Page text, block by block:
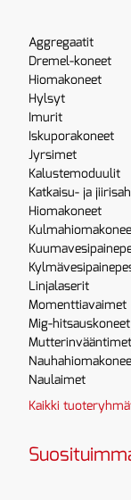
Aggregaatit
Dremel-koneet
Hiomakoneet
Hylsyt
Imurit
Iskuporakoneet
Jyrsimet
Kalustemoduulit
Katkaisu- ja
Hiomakoneet
Linjalaserit
Momenttiavaimet
Mig-
Mutterinvääntimet
Naulaimet
Kaikki